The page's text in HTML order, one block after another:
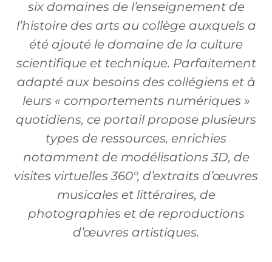
six domaines de l’enseignement de
l’histoire des arts au collège auxquels a
été ajouté le domaine de la culture
scientifique et technique. Parfaitement
adapté aux besoins des collégiens et à
leurs « comportements numériques »
quotidiens, ce portail propose plusieurs
types de ressources, enrichies
notamment de modélisations 3D, de
visites virtuelles 360°, d’extraits d’œuvres
musicales et littéraires, de
photographies et de reproductions
d’œuvres artistiques.